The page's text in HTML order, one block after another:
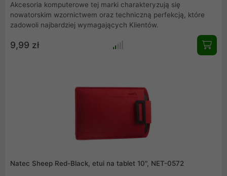
Akcesoria komputerowe tej marki charakteryzują się
nowatorskim wzornictwem oraz techniczną perfekcją, które
zadowoli najbardziej wymagających Klientów.
9,99 zł
Natec Sheep Red-Black, etui na tablet 10", NET-0572